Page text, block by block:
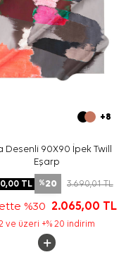
+8
Desenli 90X90 İpek Twill
Eşarp
TL %20 3.690,01TL
%30 2.065,00 TL
ve üzeri +% 20 indirim